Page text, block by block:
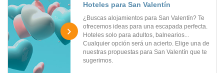
Hoteles para San Valentín
¿Buscas alojamientos para San Valentín? Te
ofrecemos ideas para una escapada perfecta.
Hoteles solo para adultos, balnearios...
Cualquier opción será un acierto. Elige una de
nuestras propuestas para San Valentín que te
sugerimos.